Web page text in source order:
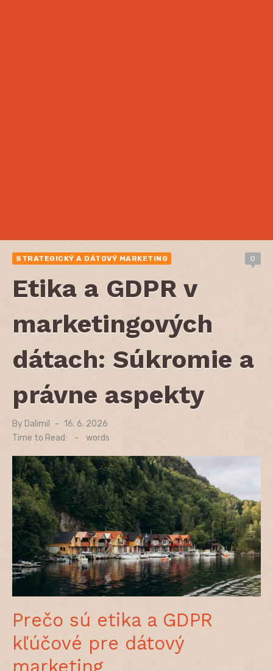
STRATEGICKÝ A DÁTOVÝ MARKETING 0
Etika a GDPR v
marketingových
dátach: Súkromie a
právne aspekty
By Dalimil
Posted
on
16. 6. 2026
Time to Read:
- words
Prečo sú etika a GDPR
kľúčové pre dátový
marketing